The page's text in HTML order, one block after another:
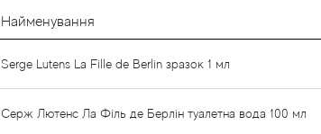
Найменування
Serge Lutens La Fille de Berlin зразок 1 мл
Серж Лютенс Ла Філь де Берлін туалетна вода 100 мл